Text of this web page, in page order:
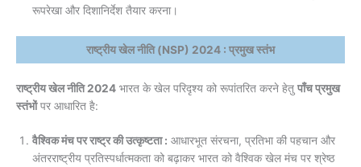
रूपरेखा और दिशानिर्देश तैयार करना।
राष्ट्रीय खेल नीति (NSP) 2024 : प्रमुख स्तंभ
राष्ट्रीय खेल नीति 2024 भारत के खेल परिदृश्य को रूपांतरित करने हेतु पाँच प्रमुख
स्तंभोंपर आधारित है:
वैश्विक मंच पर राष्ट्र की उत्कृष्टता : आधारभूत संरचना, प्रतिभा की पहचान और
अंतरराष्ट्रीय प्रतिस्पर्धात्मकता को बढ़ाकर भारत को वैश्विक खेल मंच पर श्रेष्ठ